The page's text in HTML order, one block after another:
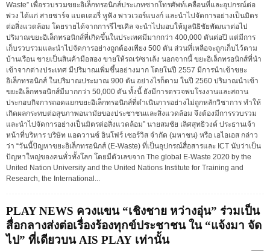
Waste” เพื่อรวบรวมขยะอิเล็กทรอนิกส์ประเภทซากโทรศัพท์เคลื่อนที่และอุปกรณ์ต่อ
พ่วง ได้แก่ สายชาร์จ แบตเตอรี่ หูฟัง พาวเวอร์แบงก์ และนำไปจัดการอย่างเป็นมิตร
ต่อสิ่งแวดล้อม โดยรายได้จากการรีไซเคิล จะนำไปมอบให้มูลนิธิชัยพัฒนาต่อไป
ปริมาณขยะอิเล็กทรอนิกส์ที่เกิดขึ้นในประเทศมีมากกว่า 400,000 ตันต่อปี แต่มีการ
เก็บรวบรวมและนำไปจัดการอย่างถูกต้องเพียง 500 ตัน ส่วนที่เหลือจะถูกเก็บไว้ตาม
บ้านเรือน ขายเป็นสินค้ามือสอง ขายให้รถเร่/ซาเล้ง นอกจากนี้ ขยะอิเล็กทรอนิกส์ที่นำ
เข้าจากต่างประเทศ มีปริมาณเพิ่มขึ้นอย่างมาก โดยในปี 2557 มีการนำเข้าขยะ
อิเล็กทรอนิกส์ ในปริมาณประมาณ 900 ตัน อย่างไรก็ตาม ในปี 2560 ปริมาณนำเข้า
ขยะอิเล็กทรอนิกส์มีมากกว่า 50,000 ตัน ทั้งนี้ ยังมีการตรวจพบโรงงานและสถาน
ประกอบกิจการถอดแยกขยะอิเล็กทรอนิกส์ที่ดำเนินการอย่างไม่ถูกหลักวิชาการ ทำให้
เกิดผลกระทบต่อสุขภาพอนามัยของประชาชนและสิ่งแวดล้อม จึงต้องมีการรวบรวม
และนำไปจัดการอย่างเป็นมิตรต่อสิ่งแวดล้อม” นายสมชัย เลิศสุทธิวงค์ ประธานเจ้า
หน้าที่บริหาร บริษัท แอดวานซ์ อินโฟร์ เซอร์วิส จำกัด (มหาชน) หรือ เอไอเอส กล่าว
ว่า “วันนี้ปัญหาขยะอิเล็กทรอนิกส์ (E-Waste) ที่เป็นอุปกรณ์สื่อสารและ ICT นับว่าเป็น
ปัญหาใหญ่ของคนทั่วทั้งโลก โดยมีตัวเลขจาก The global E-Waste 2020 by the
United Nation University and the United Nations Institute for Training and
Research, the International...
PLAY NEWS ควงแขน “เชิงชาย หว่างอุ่น” ร่วมเป็น
สื่อกลางส่งต่อเรื่องร้องทุกข์ประชาชน ใน “แจ้งมา จัด
ไป” ที่เดียวบน AIS PLAY เท่านั้น